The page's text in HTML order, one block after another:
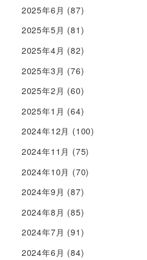
2025年6月 (87)
2025年5月 (81)
2025年4月 (82)
2025年3月 (76)
2025年2月 (60)
2025年1月 (64)
2024年12月 (100)
2024年11月 (75)
2024年10月 (70)
2024年9月 (87)
2024年8月 (85)
2024年7月 (91)
2024年6月 (84)